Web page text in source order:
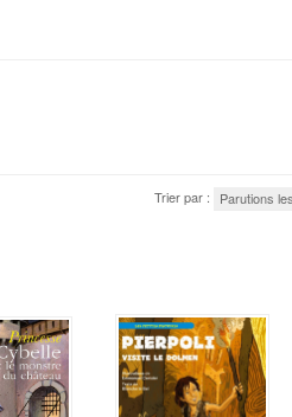
Trier par : Parutions